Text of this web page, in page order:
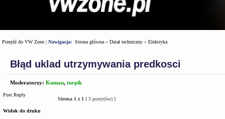
Przejdź do VW Zone | Nawigacja: Strona główna » Dział techniczny » Elektryka
Błąd uklad utrzymywania predkosci
Moderatorzy: Kuman, turpik
Post Reply
Strona 1 z 1 [ 3 posty(ów) ]
Widok do druku